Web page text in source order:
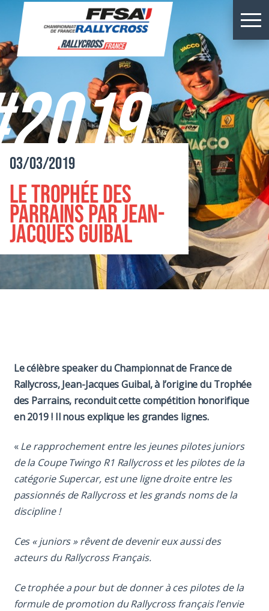
Résultats Kerlabo
Épreuves
Championnats
Billetterie
Rallycross
Presse
Paddock
03/03/2019
Le Trophée des
Parrains par Jean-
Jacques Guibal
Le célèbre speaker du Championnat de France de
Rallycross, Jean-Jacques Guibal, à l’origine du Trophée
des Parrains, reconduit cette compétition honorifique
en 2019 ! Il nous explique les grandes lignes.
«Le rapprochement entre les jeunes pilotes juniors
de la Coupe Twingo R1 Rallycross et les pilotes de la
catégorie Supercar, est une ligne droite entre les
passionnés de Rallycross et les grands noms de la
discipline !
Ces « juniors » rêvent de devenir eux aussi des
acteurs du Rallycross Français.
Ce trophée a pour but de donner à ces pilotes de la
formule de promotion du Rallycross français l’envie